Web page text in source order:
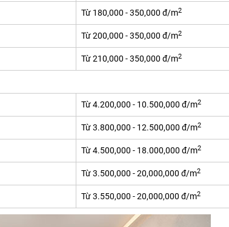
Từ 180,000 - 350,000 đ/m2
Từ 200,000 - 350,000 đ/m2
Từ 210,000 - 350,000 đ/m2
Từ 4.200,000 - 10.500,000 đ/m2
Từ 3.800,000 - 12.500,000 đ/m2
Từ 4.500,000 - 18.000,000 đ/m2
Từ 3.500,000 - 20,000,000 đ/m2
Từ 3.550,000 - 20,000,000 đ/m2